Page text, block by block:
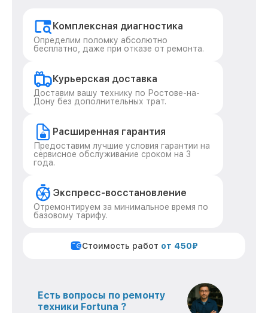
Комплексная диагностика
Определим поломку абсолютно
бесплатно, даже при отказе от ремонта.
Курьерская доставка
Доставим вашу технику по Ростове-на-
Дону без дополнительных трат.
Расширенная гарантия
Предоставим лучшие условия гарантии на
сервисное обслуживание сроком на 3
года.
Экспресс-восстановление
Отремонтируем за минимальное время по
базовому тарифу.
Стоимость работ от 450₽
Есть вопросы по ремонту
техники Fortuna ?